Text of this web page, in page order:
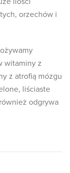
orzechów i
witaminy z
z atrofią mózgu
liściaste
odgrywa